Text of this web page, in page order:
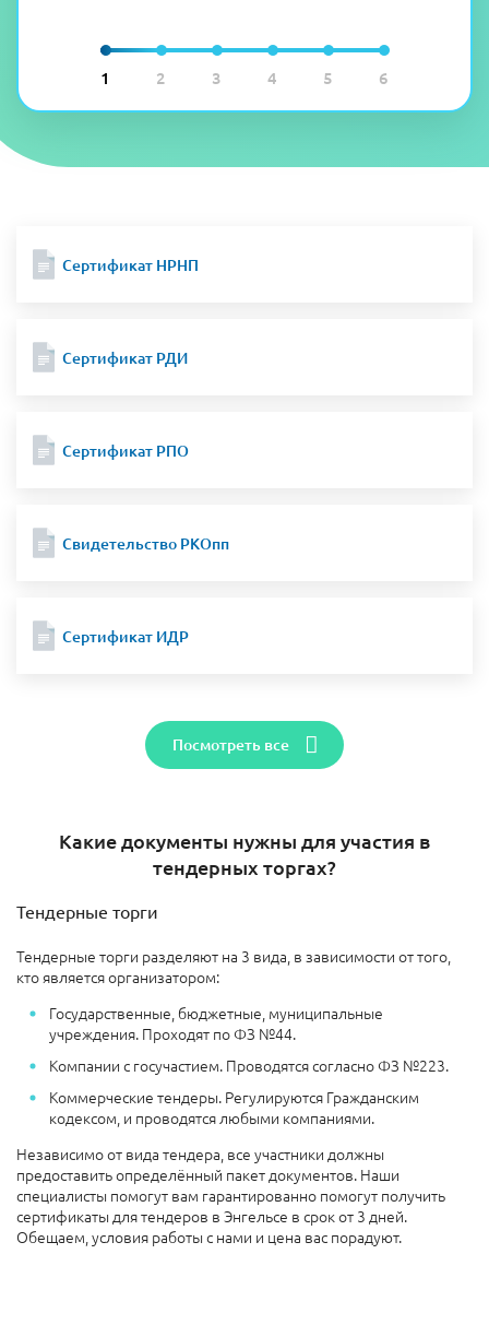
1 2 3 4 5 6
Сертификат НРНП
Сертификат РДИ
Сертификат РПО
Свидетельство РКОпп
Сертификат ИДР
Посмотреть все
Какие документы нужны для участия в
тендерных торгах?
Тендерные торги
Тендерные торги разделяют на 3 вида, в зависимости от того,
кто является организатором:
Государственные, бюджетные, муниципальные
учреждения. Проходят по ФЗ №44.
Компании с госучастием. Проводятся согласно ФЗ №223.
Коммерческие тендеры. Регулируются Гражданским
кодексом, и проводятся любыми компаниями.
Независимо от вида тендера, все участники должны
предоставить определённый пакет документов. Наши
специалисты помогут вам гарантированно помогут получить
сертификаты для тендеров в Энгельсе в срок от 3 дней.
Обещаем, условия работы с нами и цена вас порадуют.